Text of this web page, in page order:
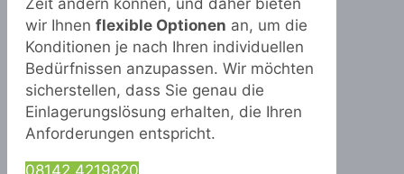
Zeit ändern können, und daher bieten
wir Ihnen flexible Optionen an, um die
Konditionen je nach Ihren individuellen
Bedürfnissen anzupassen. Wir möchten
sicherstellen, dass Sie genau die
Einlagerungslösung erhalten, die Ihren
Anforderungen entspricht.
08142 4219820